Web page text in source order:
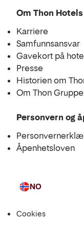
Om Thon Hotels
Karriere
Samfunnsansvar
Gavekort på
Presse
Historien om
Om Thon
Personvern og
Åpenhetsloven
Språk
NO
Cookies